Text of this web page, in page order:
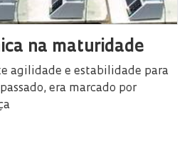
na maturidade
agilidade e estabilidade para
era marcado por